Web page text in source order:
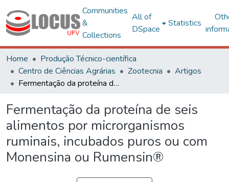
Communities
&
Collections
All of
DSpace
Statistics
Home
Produção Técnico-científica
Centro de Ciências Agrárias
Zootecnia
Artigos
Fermentação da proteína de seis alimentos por microrganismos ruminais, incubados puros ou com Monensina ou Rumensin®
Fermentação da proteína de seis
alimentos por microrganismos
ruminais, incubados puros ou com
Monensina ou Rumensin®